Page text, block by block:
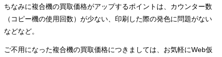
ちなみに複合機の買取価格がアップするポイントは、カウンター数
（コピー機の使用回数）が少ない、印刷した際の発色に問題がない
などなど。
ご不用になった複合機の買取価格につきましては、お気軽にWeb仮